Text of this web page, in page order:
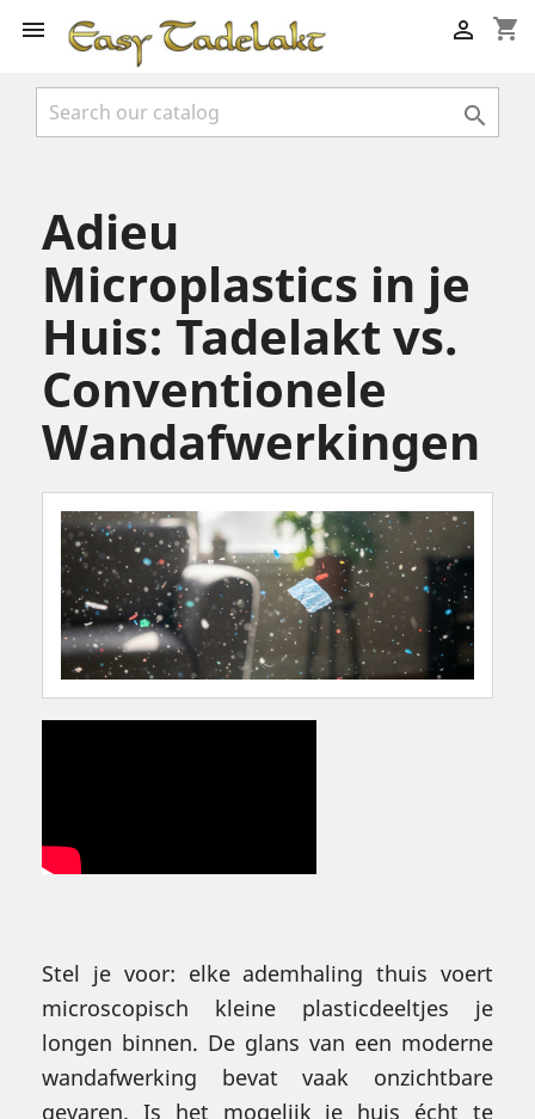
 shopping_cart


Adieu
Microplastics in je
Huis: Tadelakt vs.
Conventionele
Wandafwerkingen
Stel je voor: elke ademhaling thuis voert
microscopisch kleine plasticdeeltjes je
longen binnen. De glans van een moderne
wandafwerking bevat vaak onzichtbare
gevaren. Is het mogelijk je huis écht te